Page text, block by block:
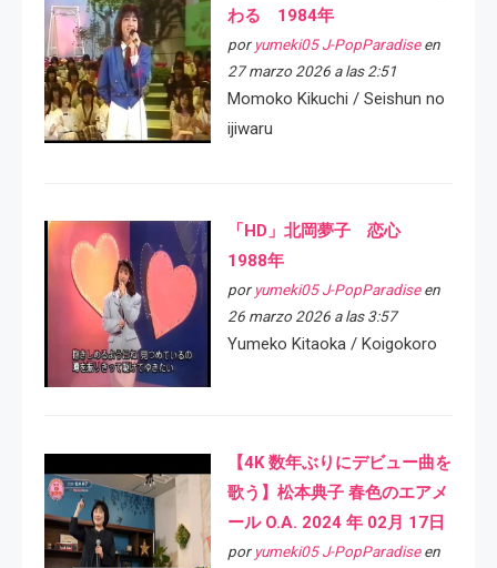
わる 1984年
por yumeki05 J-PopParadiseen
27 marzo 2026 a las 2:51
Momoko Kikuchi / Seishun no
ijiwaru
「HD」北岡夢子 恋心
1988年
por yumeki05 J-PopParadiseen
26 marzo 2026 a las 3:57
Yumeko Kitaoka / Koigokoro
【4K 数年ぶりにデビュー曲を
歌う】松本典子 春色のエアメ
ール O.A. 2024 年 02月 17日
por yumeki05 J-PopParadiseen